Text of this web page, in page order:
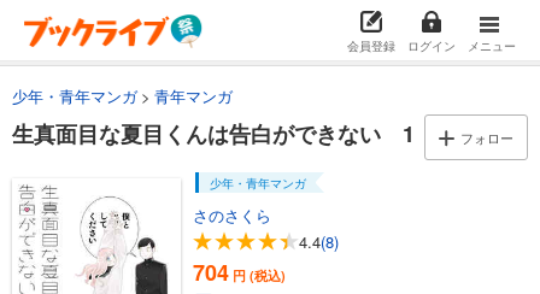
会員登録 ログイン メニュー
少年・青年マンガ 青年マンガ
生真面目な夏目くんは告白ができない 1 フォロー
少年・青年マンガ
さのさくら
4.4(8)
704 円 (税込)